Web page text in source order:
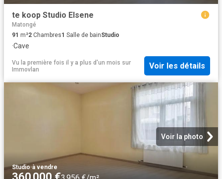
te koop Studio Elsene
Matongé
91 m²2 Chambres1 Salle de bainStudio
·Cave
Vu la première fois il y a plus d'un mois sur
Immovlan
Voir les détails
Voir la photo
Studio·à vendre